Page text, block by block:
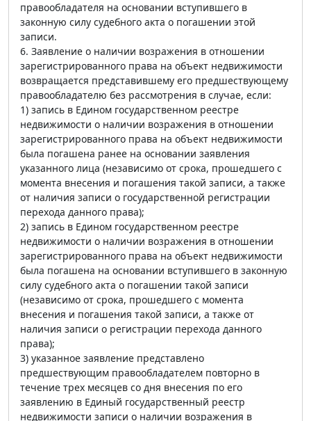
правообладателя на основании вступившего в
законную силу судебного акта о погашении этой
записи.
6. Заявление о наличии возражения в отношении
зарегистрированного права на объект недвижимости
возвращается представившему его предшествующему
правообладателю без рассмотрения в случае, если:
1) запись в Едином государственном реестре
недвижимости о наличии возражения в отношении
зарегистрированного права на объект недвижимости
была погашена ранее на основании заявления
указанного лица (независимо от срока, прошедшего с
момента внесения и погашения такой записи, а также
от наличия записи о государственной регистрации
перехода данного права);
2) запись в Едином государственном реестре
недвижимости о наличии возражения в отношении
зарегистрированного права на объект недвижимости
была погашена на основании вступившего в законную
силу судебного акта о погашении такой записи
(независимо от срока, прошедшего с момента
внесения и погашения такой записи, а также от
наличия записи о регистрации перехода данного
права);
3) указанное заявление представлено
предшествующим правообладателем повторно в
течение трех месяцев со дня внесения по его
заявлению в Единый государственный реестр
недвижимости записи о наличии возражения в